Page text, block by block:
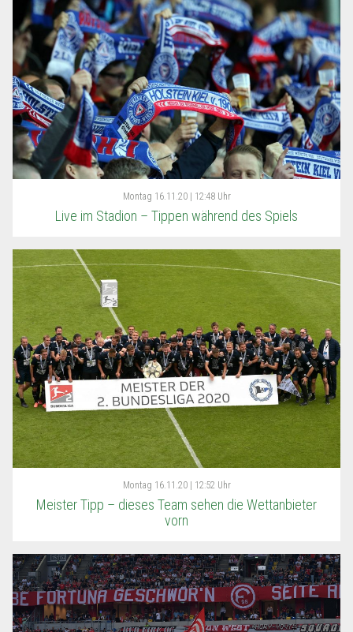
Montag 16.11.20 | 12:48 Uhr
Live im Stadion – Tippen während des Spiels
Montag 16.11.20 | 12:52 Uhr
Meister Tipp – dieses Team sehen die Wettanbieter
vorn